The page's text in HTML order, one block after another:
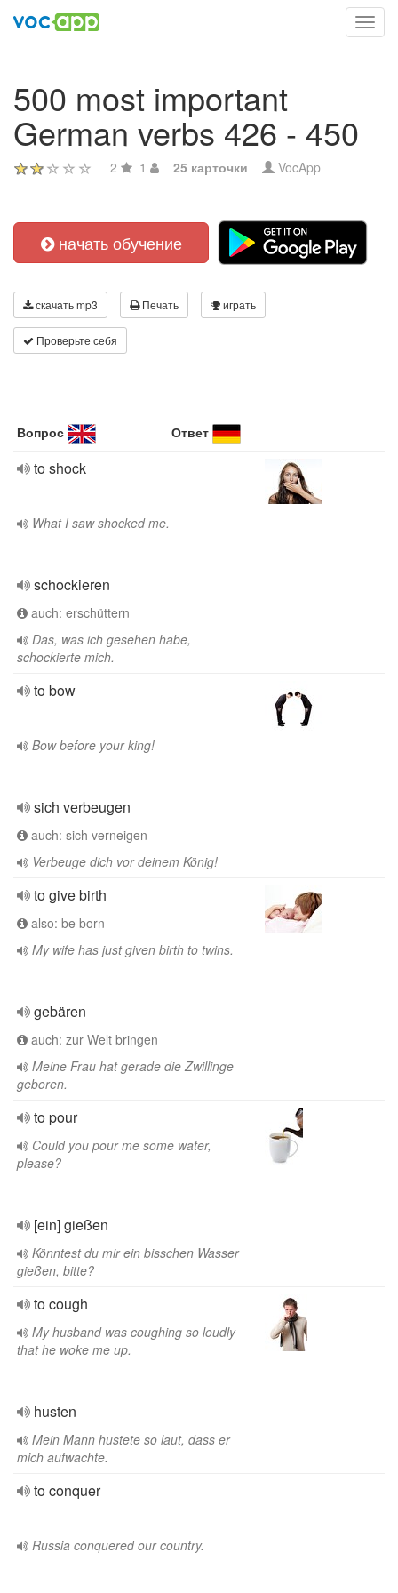
500 most important
German verbs 426 - 450
2 1 25 карточки VocApp
начать обучение
скачать mp3 Печать играть
Проверьте себя
Вопрос Ответ
to shock
What I saw shocked me.
schockieren
auch: erschüttern
Das, was ich gesehen habe,
schockierte mich.
to bow
Bow before your king!
sich verbeugen
auch: sich verneigen
Verbeuge dich vor deinem König!
to give birth
also: be born
My wife has just given birth to twins.
gebären
auch: zur Welt bringen
Meine Frau hat gerade die Zwillinge
geboren.
to pour
Could you pour me some water,
please?
[ein] gießen
Könntest du mir ein bisschen Wasser
gießen, bitte?
to cough
My husband was coughing so loudly
that he woke me up.
husten
Mein Mann hustete so laut, dass er
mich aufwachte.
to conquer
Russia conquered our country.